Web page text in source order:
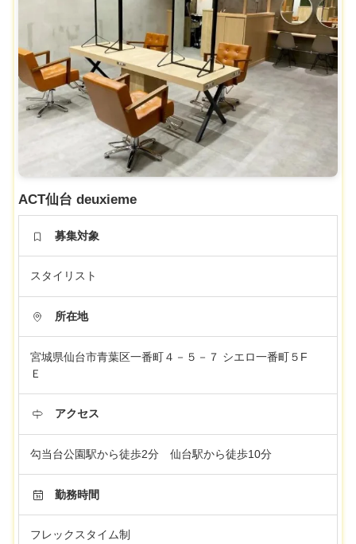
ACT仙台 deuxieme
募集対象
スタイリスト
所在地
宮城県仙台市青葉区一番町４－５－７ シエロ一番町５F
Ｅ
アクセス
勾当台公園駅から徒歩2分 仙台駅から徒歩10分
勤務時間
フレックスタイム制